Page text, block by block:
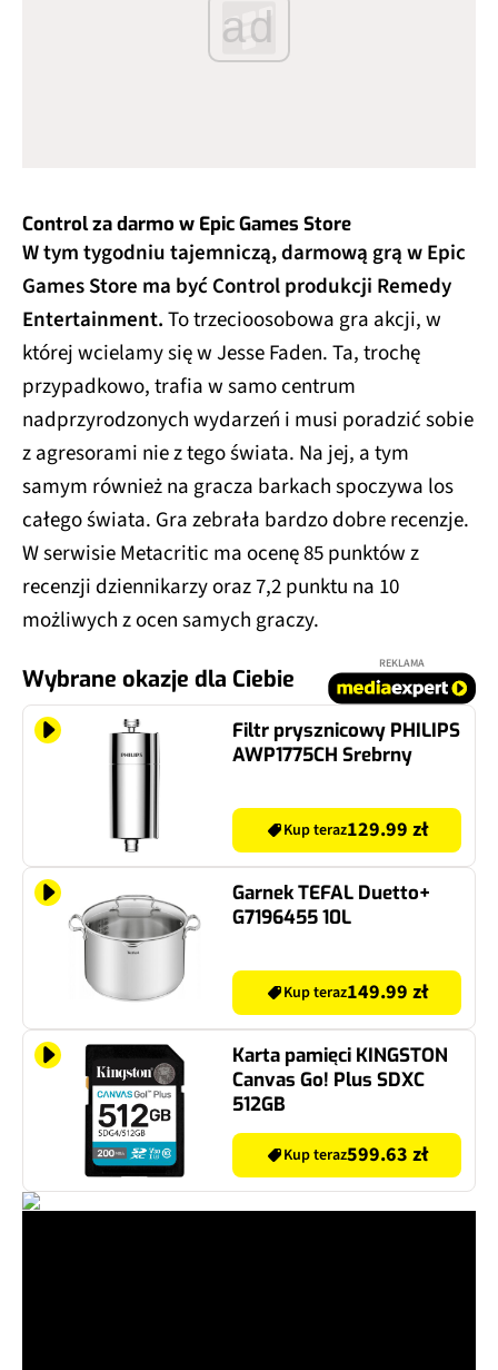
ad
Control za darmo w Epic Games Store
W tym tygodniu tajemniczą, darmową grą w Epic
Games Store ma być Control produkcji Remedy
Entertainment.To trzecioosobowa gra akcji, w
której wcielamy się w Jesse Faden. Ta, trochę
przypadkowo, trafia w samo centrum
nadprzyrodzonych wydarzeń i musi poradzić sobie
z agresorami nie z tego świata. Na jej, a tym
samym również na gracza barkach spoczywa los
całego świata. Gra zebrała bardzo dobre recenzje.
W serwisie Metacritic ma ocenę 85 punktów z
recenzji dziennikarzy oraz 7,2 punktu na 10
możliwych z ocen samych graczy.
Wybrane okazje dla Ciebie
REKLAMA
Filtr prysznicowy PHILIPS
AWP1775CH Srebrny
Kup teraz129.99 zł
Garnek TEFAL Duetto+
G7196455 10L
Kup teraz149.99 zł
Karta pamięci KINGSTON
Canvas Go! Plus SDXC
512GB
Kup teraz599.63 zł